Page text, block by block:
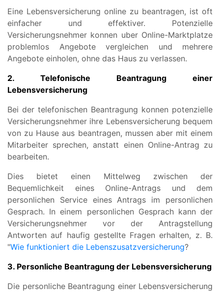
Eine Lebensversicherung online zu beantragen, ist oft
einfacher und effektiver. Potenzielle
Versicherungsnehmer konnen uber Online-Marktplatze
problemlos Angebote vergleichen und mehrere
Angebote einholen, ohne das Haus zu verlassen.
2. Telefonische Beantragung einer
Lebensversicherung
Bei der telefonischen Beantragung konnen potenzielle
Versicherungsnehmer ihre Lebensversicherung bequem
von zu Hause aus beantragen, mussen aber mit einem
Mitarbeiter sprechen, anstatt einen Online-Antrag zu
bearbeiten.
Dies bietet einen Mittelweg zwischen der
Bequemlichkeit eines Online-Antrags und dem
personlichen Service eines Antrags im personlichen
Gesprach. In einem personlichen Gesprach kann der
Versicherungsnehmer vor der Antragstellung
Antworten auf haufig gestellte Fragen erhalten, z. B.
"Wie funktioniert die Lebenszusatzversicherung?
3. Personliche Beantragung der Lebensversicherung
Die personliche Beantragung einer Lebensversicherung